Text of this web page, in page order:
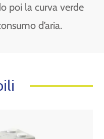
poi la curva verde
d’aria.